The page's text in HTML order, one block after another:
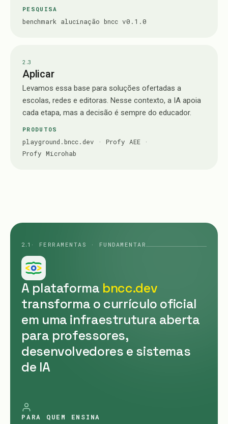
PESQUISA
benchmark alucinação bncc v0.1.0
2.3
Aplicar
Levamos essa base para soluções ofertadas a
escolas, redes e editoras. Nesse contexto, a IA apoia
cada etapa, mas a decisão é sempre do educador.
PRODUTOS
playground.bncc.dev · Profy AEE ·
Profy Microhab
2.1 · FERRAMENTAS · FUNDAMENTAR
A plataforma bncc.dev
transforma o currículo oficial
em uma infraestrutura aberta
para professores,
desenvolvedores e sistemas
de IA
PARA QUEM ENSINA